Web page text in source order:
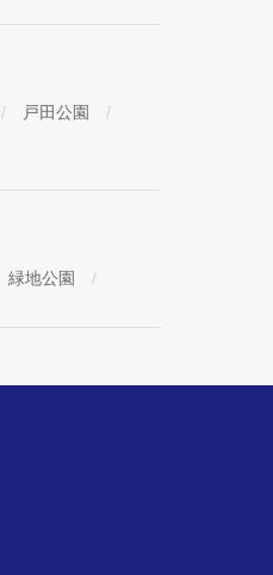
戸田公園
緑地公園